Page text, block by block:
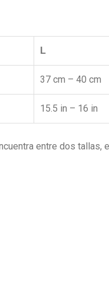
L
37 cm – 40 cm
15.5 in – 16 in
entre dos tallas,